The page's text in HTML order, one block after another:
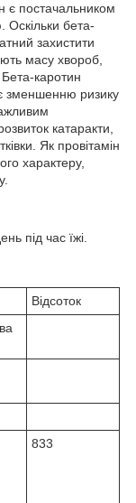
є постачальником
Оскільки бета-
захистити
масу хвороб,
каротин
зменшенню ризику
катаракти,
Як провітамін
характеру,
під час їжі.
Відсоток
833